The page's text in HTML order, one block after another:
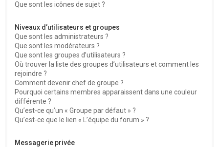
Que sont les icônes de sujet ?
Niveaux d’utilisateurs et groupes
Que sont les administrateurs ?
Que sont les modérateurs ?
Que sont les groupes d’utilisateurs ?
Où trouver la liste des groupes d’utilisateurs et comment les
rejoindre ?
Comment devenir chef de groupe ?
Pourquoi certains membres apparaissent dans une couleur
différente ?
Qu’est-ce qu’un « Groupe par défaut » ?
Qu’est-ce que le lien « L’équipe du forum » ?
Messagerie privée